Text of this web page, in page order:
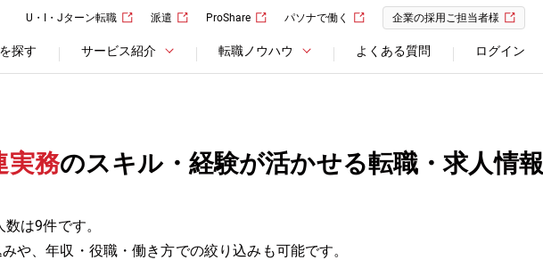
U・I・Jターン転職 派遣 ProShare パソナで働く 企業の採用ご担当者様
探す サービス紹介 転職ノウハウ よくある質問 ログイン
実務のスキル・経験が活かせる転職・求人情報
は9件です。
や、年収・役職・働き方での絞り込みも可能です。